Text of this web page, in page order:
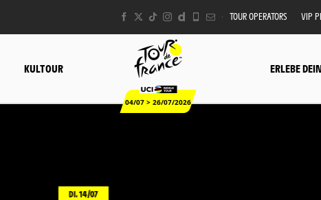
TOUR OPERATORS VIP
KULTOUR
04/07 > 26/07/2026
ERLEBE
DI. 14/07